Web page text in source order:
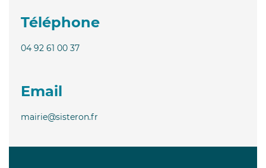
Téléphone
04 92 61 00 37
Email
mairie@sisteron.fr